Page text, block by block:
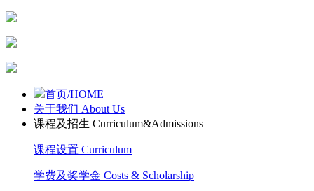
首页/HOME
关于我们 About Us
课程及招生 Curriculum&Admissions
课程设置 Curriculum
学费及奖学金 Costs & Scholarship